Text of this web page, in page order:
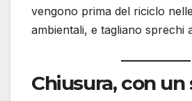
vengono prima del riciclo
ambientali, e tagliano sprechi
Chiusura, con un